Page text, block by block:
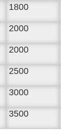
1800
2000
2000
2500
3000
3500